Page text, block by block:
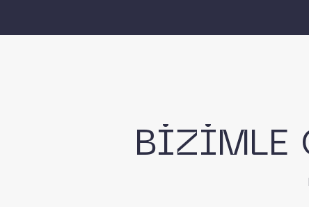
BİZİMLE